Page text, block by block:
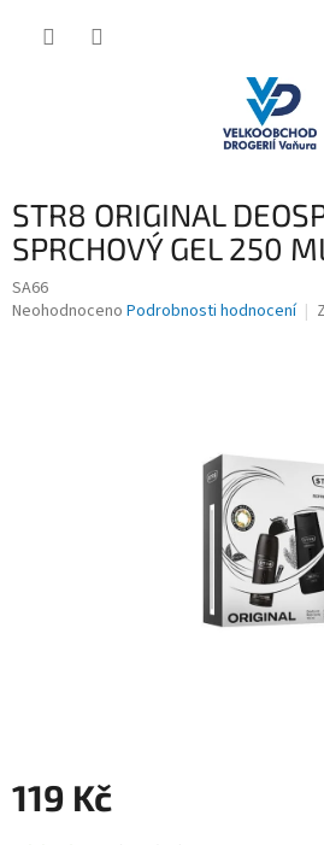
STR8 ORIGINAL
SPRCHOVÝ GEL 250
SA66
Průměrné
Neohodnoceno Podrobnosti hodnocení
119 Kč